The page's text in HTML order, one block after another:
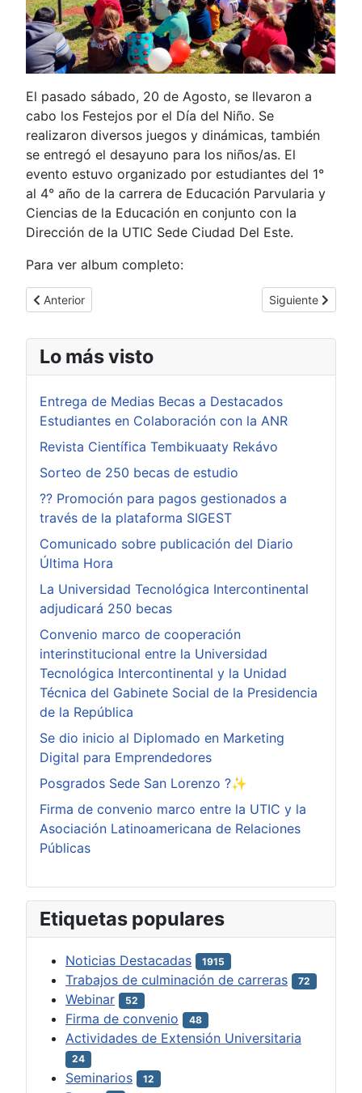
El pasado sábado, 20 de Agosto, se llevaron a
cabo los Festejos por el Día del Niño. Se
realizaron diversos juegos y dinámicas, también
se entregó el desayuno para los niños/as. El
evento estuvo organizado por estudiantes del 1°
al 4° año de la carrera de Educación Parvularia y
Ciencias de la Educación en conjunto con la
Dirección de la UTIC Sede Ciudad Del Este.
Para ver album completo:
Artículo anterior: "Conferencia sobre “Indicadores Gráficos
Anterior Artículo
Siguiente
Lo más visto
Entrega de Medias Becas a Destacados
Estudiantes en Colaboración con la ANR
Revista Científica Tembikuaaty Rekávo
Sorteo de 250 becas de estudio
?? Promoción para pagos gestionados a
través de la plataforma SIGEST
Comunicado sobre publicación del Diario
Última Hora
La Universidad Tecnológica Intercontinental
adjudicará 250 becas
Convenio marco de cooperación
interinstitucional entre la Universidad
Tecnológica Intercontinental y la Unidad
Técnica del Gabinete Social de la Presidencia
de la República
Se dio inicio al Diplomado en Marketing
Digital para Emprendedores
Posgrados Sede San Lorenzo ?✨
Firma de convenio marco entre la UTIC y la
Asociación Latinoamericana de Relaciones
Públicas
Etiquetas populares
Noticias Destacadas 1915
Trabajos de culminación de carreras 72
Webinar 52
Firma de convenio 48
Actividades de Extensión Universitaria
24
Seminarios 12